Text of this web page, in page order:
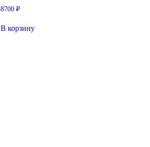
8700 ₽
В корзину